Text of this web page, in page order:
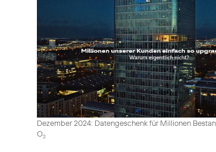
Dezember 2024: Datengeschenk für Millionen
O2